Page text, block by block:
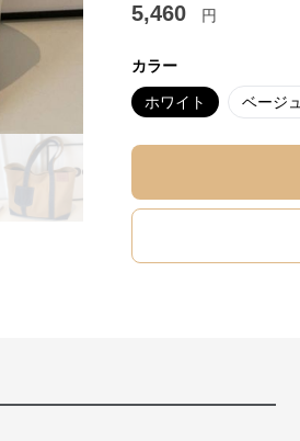
5,460 円
カラー
ホワイト ベージュ